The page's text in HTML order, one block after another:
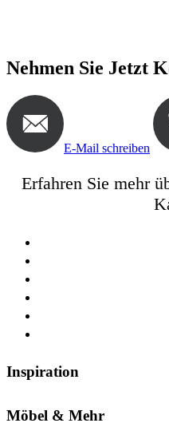
Nehmen Sie Jetzt
E-Mail schreiben
Erfahren Sie mehr
Inspiration
Möbel & Mehr